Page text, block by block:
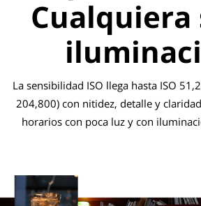
Cualquiera
La sensibilidad ISO llega hasta ISO
204,800) con nitidez, detalle y
horarios con poca luz y con